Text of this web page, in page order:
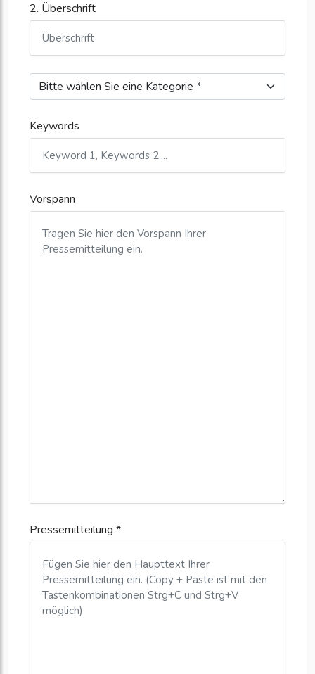
2. Überschrift
Keywords
Vorspann
Pressemitteilung *